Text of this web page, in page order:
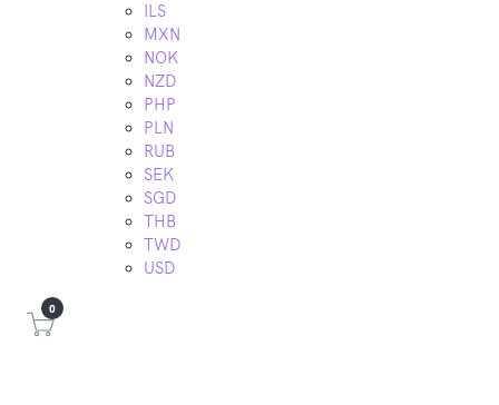
ILS
MXN
NOK
NZD
PHP
PLN
RUB
SEK
SGD
THB
TWD
USD
0